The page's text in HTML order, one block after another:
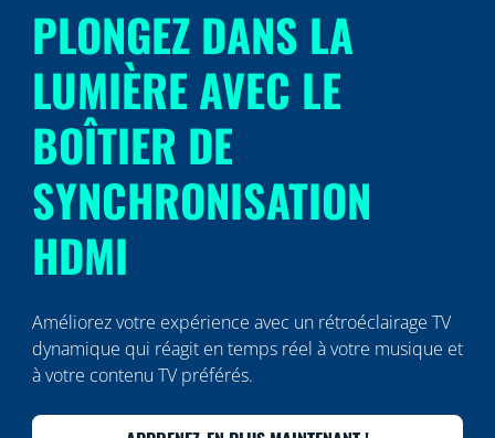
PLONGEZ DANS LA
LUMIÈRE AVEC LE
BOÎTIER DE
SYNCHRONISATION
HDMI
Améliorez votre expérience avec un rétroéclairage TV
dynamique qui réagit en temps réel à votre musique et
à votre contenu TV préférés.